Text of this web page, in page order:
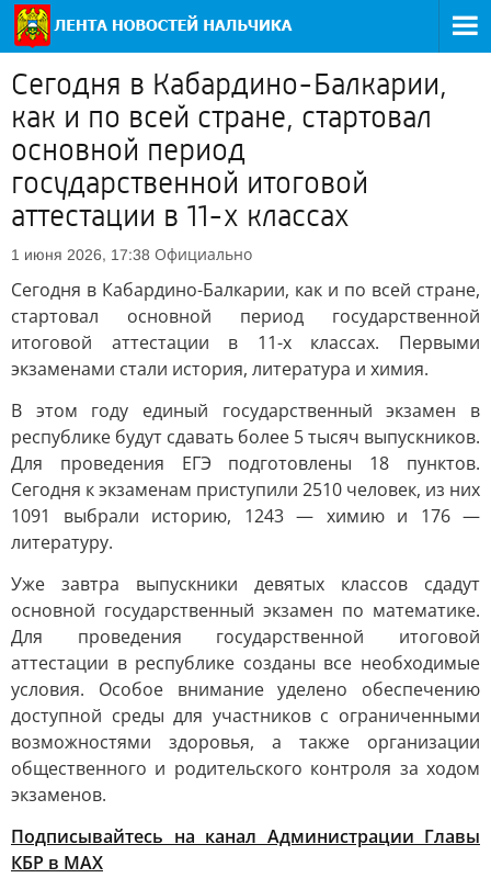
Сегодня в Кабардино-Балкарии,
как и по всей стране, стартовал
основной период
государственной итоговой
аттестации в 11-х классах
1 июня 2026, 17:38 Официально
Сегодня в Кабардино-Балкарии, как и по всей стране,
стартовал основной период государственной
итоговой аттестации в 11-х классах. Первыми
экзаменами стали история, литература и химия.
В этом году единый государственный экзамен в
республике будут сдавать более 5 тысяч выпускников.
Для проведения ЕГЭ подготовлены 18 пунктов.
Сегодня к экзаменам приступили 2510 человек, из них
1091 выбрали историю, 1243 — химию и 176 —
литературу.
Уже завтра выпускники девятых классов сдадут
основной государственный экзамен по математике.
Для проведения государственной итоговой
аттестации в республике созданы все необходимые
условия. Особое внимание уделено обеспечению
доступной среды для участников с ограниченными
возможностями здоровья, а также организации
общественного и родительского контроля за ходом
экзаменов.
Подписывайтесь на канал Администрации Главы
КБР в МАХ